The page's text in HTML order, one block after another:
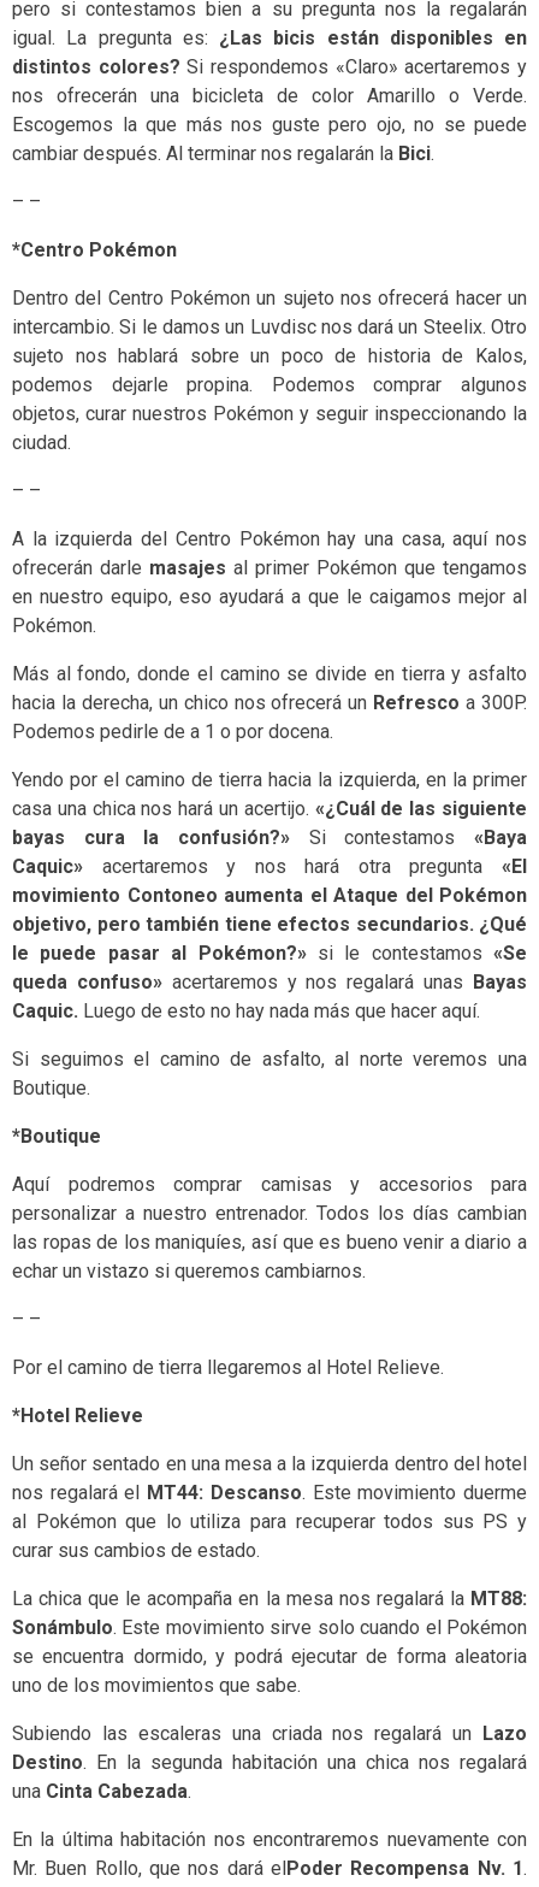
pero si contestamos bien a su pregunta nos la regalarán
igual. La pregunta es: ¿Las bicis están disponibles en
distintos colores?Si respondemos «Claro» acertaremos y
nos ofrecerán una bicicleta de color Amarillo o Verde.
Escogemos la que más nos guste pero ojo, no se puede
cambiar después. Al terminar nos regalarán la Bici.
– –
*Centro Pokémon
Dentro del Centro Pokémon un sujeto nos ofrecerá hacer un
intercambio. Si le damos un Luvdisc nos dará un Steelix. Otro
sujeto nos hablará sobre un poco de historia de Kalos,
podemos dejarle propina. Podemos comprar algunos
objetos, curar nuestros Pokémon y seguir inspeccionando la
ciudad.
– –
A la izquierda del Centro Pokémon hay una casa, aquí nos
ofrecerán darle masajes al primer Pokémon que tengamos
en nuestro equipo, eso ayudará a que le caigamos mejor al
Pokémon.
Más al fondo, donde el camino se divide en tierra y asfalto
hacia la derecha, un chico nos ofrecerá un Refrescoa 300P.
Podemos pedirle de a 1 o por docena.
Yendo por el camino de tierra hacia la izquierda, en la primer
casa una chica nos hará un acertijo. «¿Cuál de las siguiente
bayas cura la confusión?» Si contestamos «Baya
Caquic» acertaremos y nos hará otra pregunta«El
movimiento Contoneo aumenta el Ataque del Pokémon
objetivo, pero también tiene efectos secundarios. ¿Qué
le puede pasar al Pokémon?» si le contestamos «Se
queda confuso» acertaremos y nos regalará unas Bayas
Caquic. Luego de esto no hay nada más que hacer aquí.
Si seguimos el camino de asfalto, al norte veremos una
Boutique.
*Boutique
Aquí podremos comprar camisas y accesorios para
personalizar a nuestro entrenador. Todos los días cambian
las ropas de los maniquíes, así que es bueno venir a diario a
echar un vistazo si queremos cambiarnos.
– –
Por el camino de tierra llegaremos al Hotel Relieve.
*Hotel Relieve
Un señor sentado en una mesa a la izquierda dentro del hotel
nos regalará el MT44: Descanso. Este movimiento duerme
al Pokémon que lo utiliza para recuperar todos sus PS y
curar sus cambios de estado.
La chica que le acompaña en la mesa nos regalará la MT88:
Sonámbulo. Este movimiento sirve solo cuando el Pokémon
se encuentra dormido, y podrá ejecutar de forma aleatoria
uno de los movimientos que sabe.
Subiendo las escaleras una criada nos regalará un Lazo
Destino. En la segunda habitación una chica nos regalará
una Cinta Cabezada.
En la última habitación nos encontraremos nuevamente con
Mr. Buen Rollo, que nos dará elPoder Recompensa Nv. 1.